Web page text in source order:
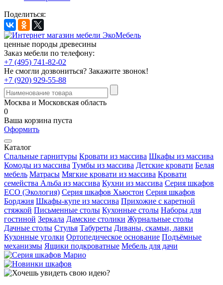
Поделиться:
ценные породы древесины
Заказ мебели по телефону:
+7 (495) 741-82-02
Не смогли дозвониться? Закажите звонок!
+7 (920) 929-55-88
Москва и Московская область
0
Ваша корзина пуста
Оформить
Каталог
Спальные гарнитуры Кровати из массива Шкафы из массива
Комоды из массива Тумбы из массива Детские кровати Белая
мебель Матрасы Мягкие кровати из массива Кровати
семейства Альба из массива Кухни из массива Серия шкафов
ECO (Экология) Серия шкафов Хьюстон Серия шкафов
Борджия Шкафы-купе из массива Прихожие с каретной
стяжкой Письменные столы Кухонные столы Наборы для
гостиной Зеркала Дамские столики Журнальные столы
Дачные столы Стулья Табуреты Диваны, скамьи, лавки
Кухонные уголки Ортопедическое основание Подъёмные
механизмы Ящики подкроватные Мебель для дачи